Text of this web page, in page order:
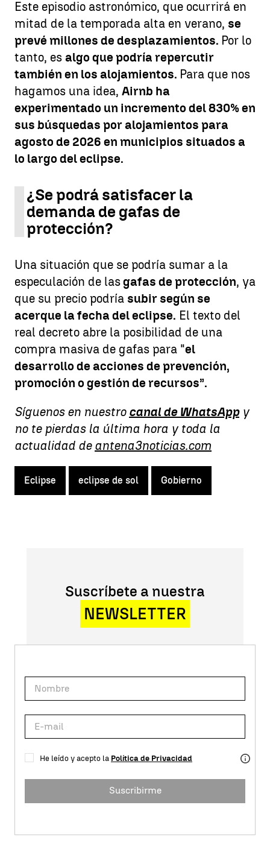
Este episodio astronómico, que ocurrirá en
mitad de la temporada alta en verano, se
prevé millones de desplazamientos. Por lo
tanto, es algo que podría repercutir
también en los alojamientos. Para que nos
hagamos una idea, Airnb ha
experimentado un incremento del 830% en
sus búsquedas por alojamientos para
agosto de 2026 en municipios situados a
lo largo del eclipse.
¿Se podrá satisfacer la
demanda de gafas de
protección?
Una situación que se podría sumar a la
especulación de lasgafas de protección, ya
que su precio podría subir según se
acerque la fecha del eclipse. El texto del
real decreto abre la posibilidad de una
compra masiva de gafas para "el
desarrollo de acciones de prevención,
promoción o gestión de recursos”.
Síguenos en nuestro canal de WhatsAppy
no te pierdas la última hora y toda la
actualidad de antena3noticias.com
Eclipse eclipse de sol Gobierno
Suscríbete a nuestra
NEWSLETTER
He leído y acepto la Política de Privacidad
Suscribirme